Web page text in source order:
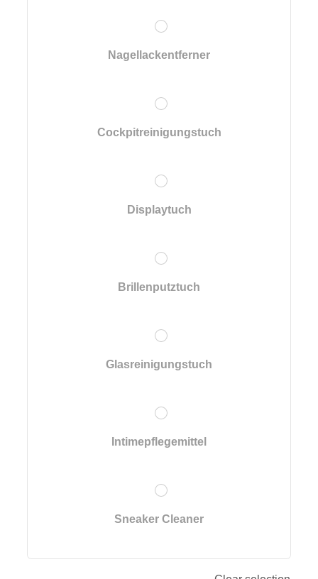
Nagellackentferner
Cockpitreinigungstuch
Displaytuch
Brillenputztuch
Glasreinigungstuch
Intimepflegemittel
Sneaker Cleaner